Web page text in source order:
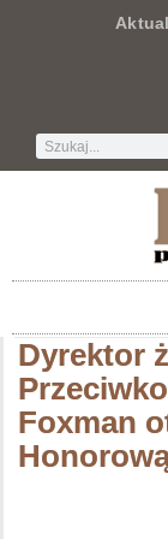
Dyrektor
Foxman